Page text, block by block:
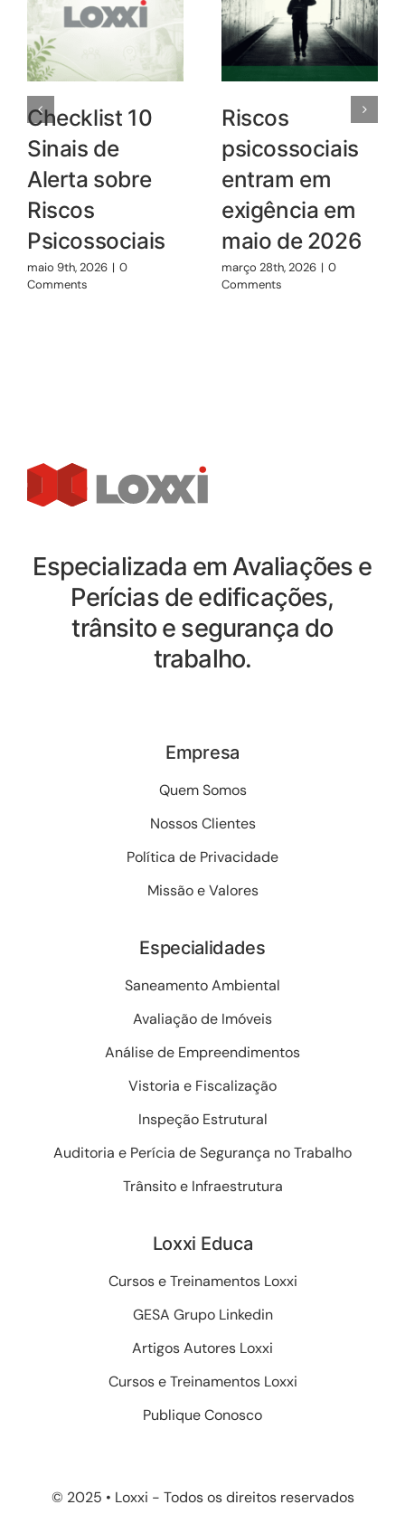
Checklist 10
Sinais de
Alerta sobre
Riscos
Psicossociais
maio 9th, 2026 | 0
Comments
Riscos
psicossociais
entram em
exigência em
maio de 2026
março 28th, 2026 | 0
Comments
Especializada em Avaliações e
Perícias de edificações,
trânsito e segurança do
trabalho.
Empresa
Quem Somos
Nossos Clientes
Política de Privacidade
Missão e Valores
Especialidades
Saneamento Ambiental
Avaliação de Imóveis
Análise de Empreendimentos
Vistoria e Fiscalização
Inspeção Estrutural
Auditoria e Perícia de Segurança no Trabalho
Trânsito e Infraestrutura
Loxxi Educa
Cursos e Treinamentos Loxxi
GESA Grupo Linkedin
Artigos Autores Loxxi
Cursos e Treinamentos Loxxi
Publique Conosco
© 2025 • Loxxi - Todos os direitos reservados